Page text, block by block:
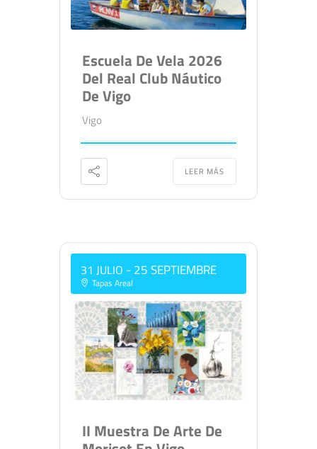
Escuela De Vela 2026
Del Real Club Náutico
De Vigo
Vigo
LEER MÁS
31 JULIO - 25 SEPTIEMBRE
Tapas Areal
II Muestra De Arte De